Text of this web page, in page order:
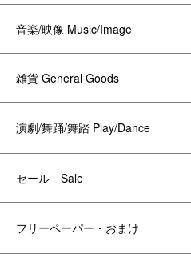
音楽/映像 Music/Image
雑貨 General Goods
演劇/舞踊/舞踏 Play/Dance
セール Sale
フリーペーパー・おまけ